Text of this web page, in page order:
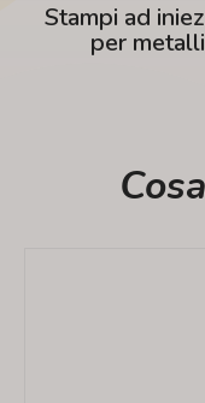
Stampi ad
per metalli